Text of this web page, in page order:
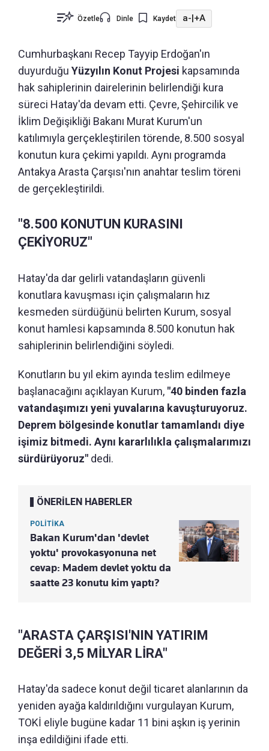
Özetle Dinle Kaydet a-|+A
Cumhurbaşkanı Recep Tayyip Erdoğan'ın
duyurduğu Yüzyılın Konut Projesi kapsamında
hak sahiplerinin dairelerinin belirlendiği kura
süreci Hatay'da devam etti. Çevre, Şehircilik ve
İklim Değişikliği Bakanı Murat Kurum'un
katılımıyla gerçekleştirilen törende, 8.500 sosyal
konutun kura çekimi yapıldı. Aynı programda
Antakya Arasta Çarşısı'nın anahtar teslim töreni
de gerçekleştirildi.
"8.500 KONUTUN KURASINI
ÇEKİYORUZ"
Hatay'da dar gelirli vatandaşların güvenli
konutlara kavuşması için çalışmaların hız
kesmeden sürdüğünü belirten Kurum, sosyal
konut hamlesi kapsamında 8.500 konutun hak
sahiplerinin belirlendiğini söyledi.
Konutların bu yıl ekim ayında teslim edilmeye
başlanacağını açıklayan Kurum, "40 binden fazla
vatandaşımızı yeni yuvalarına kavuşturuyoruz.
Deprem bölgesinde konutlar tamamlandı diye
işimiz bitmedi. Aynı kararlılıkla çalışmalarımızı
sürdürüyoruz" dedi.
ÖNERİLEN HABERLER
POLİTİKA
Bakan Kurum'dan 'devlet
yoktu' provokasyonuna net
cevap: Madem devlet yoktu da
saatte 23 konutu kim yaptı?
"ARASTA ÇARŞISI'NIN YATIRIM
DEĞERİ 3,5 MİLYAR LİRA"
Hatay'da sadece konut değil ticaret alanlarının da
yeniden ayağa kaldırıldığını vurgulayan Kurum,
TOKİ eliyle bugüne kadar 11 bini aşkın iş yerinin
inşa edildiğini ifade etti.